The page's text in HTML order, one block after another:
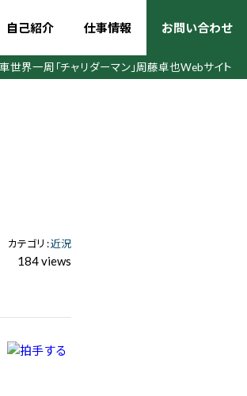
自己紹介 仕事情報 お問い合わせ
世界一周 「チャリダーマン」周藤卓也Webサイト
カテゴリ :近況
184 views